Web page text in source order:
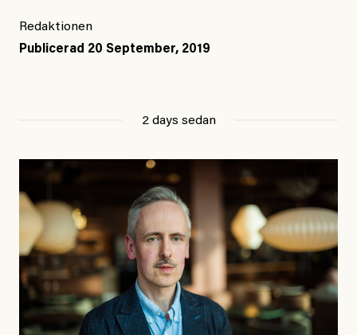
Redaktionen
Publicerad 20 September, 2019
2 days sedan